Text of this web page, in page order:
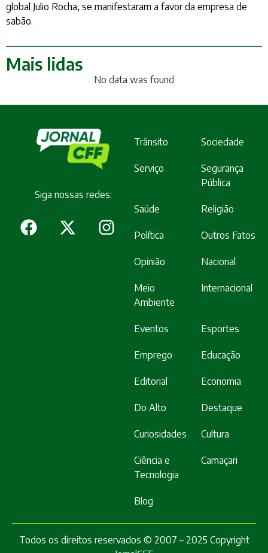
global Julio Rocha, se manifestaram a favor da empresa de
sabão.
Mais lidas
No data was found
Siga nossas redes:
Trânsito Sociedade
Serviço
Segurança
Pública
Saúde Religião
Política Outros Fatos
Opinião Nacional
Meio
Ambiente
Internacional
Eventos Esportes
Emprego Educação
Editorial Economia
Do Alto Destaque
Curiosidades Cultura
Ciência e
Tecnologia
Camaçari
Blog
Todos os direitos reservados © 2007 – 2025 Copyright